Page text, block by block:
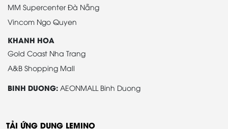
MM Supercenter Đà Nẵng
Vincom Ngo Quyen
KHANH HOA
Gold Coast Nha Trang
A&B Shopping Mall
BINH DUONG: AEONMALL Binh Duong
TẢI ỨNG DỤNG LEMINO